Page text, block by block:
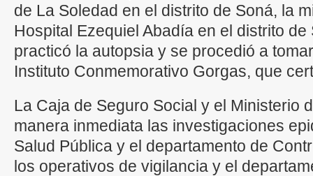
de La Soledad en el distrito de Soná, la
Hospital Ezequiel Abadía en el distrito
practicó la autopsia y se procedió a
Instituto Conmemorativo Gorgas, que
La Caja de Seguro Social y el Ministerio
manera inmediata las investigaciones
Salud Pública y el departamento de
los operativos de vigilancia y el